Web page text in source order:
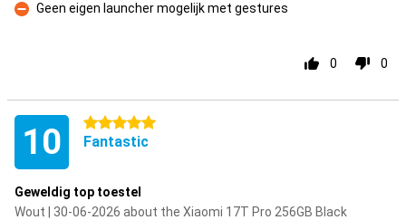
Con
Geen eigen launcher mogelijk met gestures
0 0
10 5 stars
Fantastic
Geweldig top toestel
Wout | 30-06-2026 about the Xiaomi 17T Pro 256GB Black